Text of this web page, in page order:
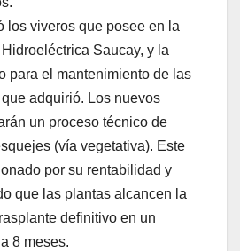
los viveros que posee en la
Saucay, y la
para el mantenimiento de las
adquirió. Los nuevos
un proceso técnico de
(vía vegetativa). Este
por su rentabilidad y
que las plantas alcancen la
definitivo en un
8 meses.